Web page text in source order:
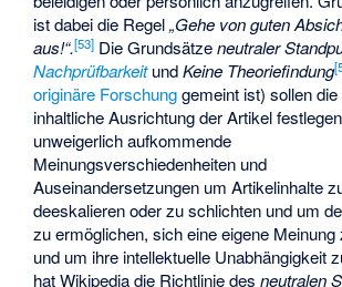
ist dabei die Regel„Gehe von guten
aus!“.[53] Die Grundsätzeneutraler
NachprüfbarkeitundKeine Theoriefindung[
originäre Forschunggemeint ist) sollen die
inhaltliche Ausrichtung der Artikel
unweigerlich aufkommende
Meinungsverschiedenheiten und
Auseinandersetzungen um Artikelinhalte
deeskalieren oder zu schlichten und um
zu ermöglichen, sich eine eigene Meinung
und um ihre intellektuelle Unabhängigkeit
hat Wikipedia die Richtlinie desneutralen